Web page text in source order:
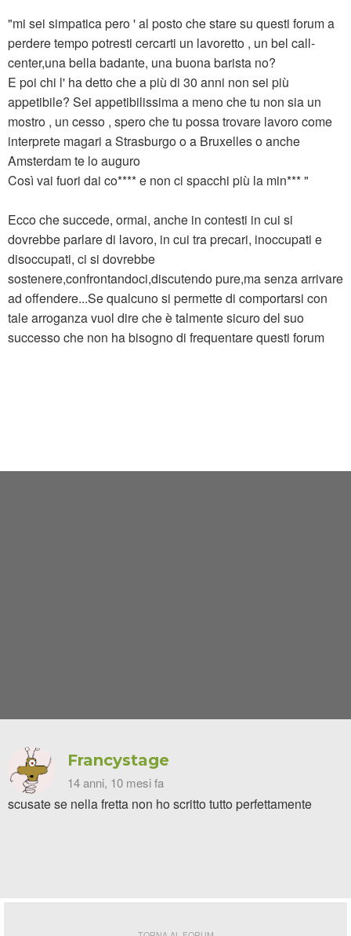
"mi sei simpatica pero ' al posto che stare su questi forum a
perdere tempo potresti cercarti un lavoretto , un bel call-
center,una bella badante, una buona barista no?
E poi chi l' ha detto che a più di 30 anni non sei più
appetibile? Sei appetibilissima a meno che tu non sia un
mostro , un cesso , spero che tu possa trovare lavoro come
interprete magari a Strasburgo o a Bruxelles o anche
Amsterdam te lo auguro
Così vai fuori dai co**** e non ci spacchi più la min*** "
Ecco che succede, ormai, anche in contesti in cui si
dovrebbe parlare di lavoro, in cui tra precari, inoccupati e
disoccupati, ci si dovrebbe
sostenere,confrontandoci,discutendo pure,ma senza arrivare
ad offendere...Se qualcuno si permette di comportarsi con
tale arroganza vuol dire che è talmente sicuro del suo
successo che non ha bisogno di frequentare questi forum
Francystage
14 anni, 10 mesi fa
scusate se nella fretta non ho scritto tutto perfettamente